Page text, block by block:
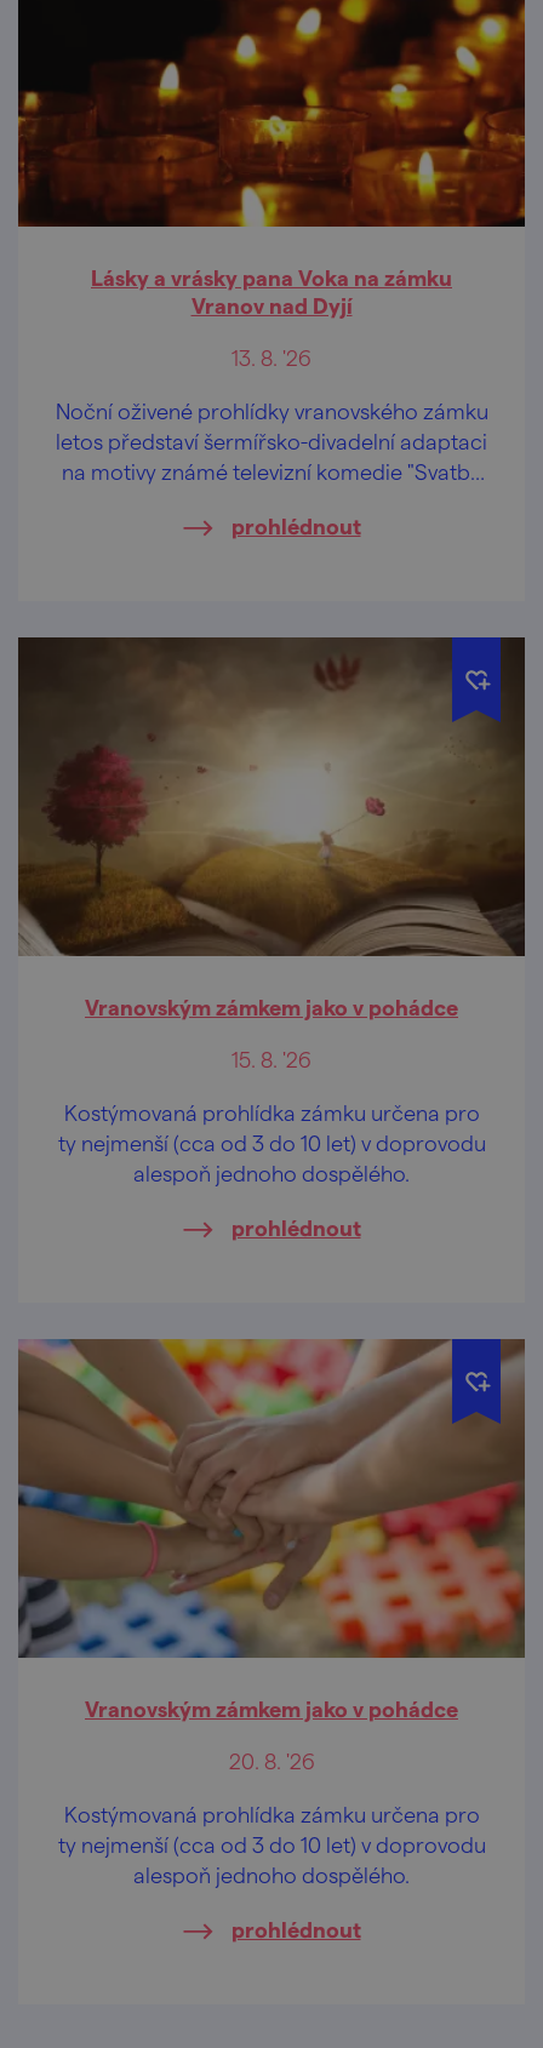
Lásky a vrásky pana Voka na zámku
Vranov nad Dyjí
13. 8. '26
Noční oživené prohlídky vranovského zámku
letos představí šermířsko-divadelní adaptaci
na motivy známé televizní komedie "Svatby
prohlédnout
Vranovským zámkem jako v pohádce
15. 8. '26
Kostýmovaná prohlídka zámku určena pro
ty nejmenší (cca od 3 do 10 let) v doprovodu
alespoň jednoho dospělého.
prohlédnout
Vranovským zámkem jako v pohádce
20. 8. '26
Kostýmovaná prohlídka zámku určena pro
ty nejmenší (cca od 3 do 10 let) v doprovodu
alespoň jednoho dospělého.
prohlédnout